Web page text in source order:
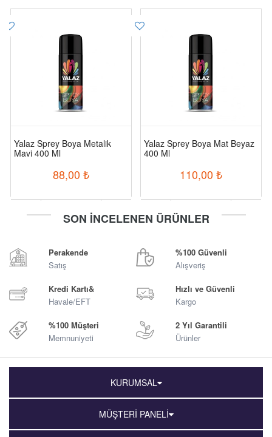
Yalaz Sprey Boya Metalik
Mavi 400 Ml
88,00 ₺
Yalaz Sprey Boya Mat Beyaz
400 Ml
110,00 ₺
SON İNCELENEN ÜRÜNLER
Perakende
Satış
%100 Güvenli
Alışveriş
Kredi Kartı&
Havale/EFT
Hızlı ve Güvenli
Kargo
%100 Müşteri
Memnuniyeti
2 Yıl Garantili
Ürünler
KURUMSAL
MÜŞTERİ PANELİ